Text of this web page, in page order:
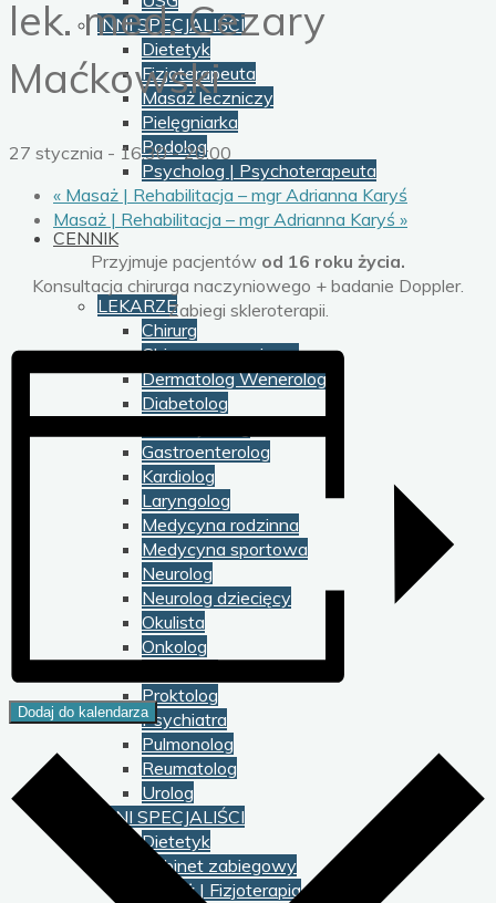
INNI SPECJALIŚCI
Dietetyk
Fizjoterapeuta
Masaż leczniczy
Pielęgniarka
Podolog
Psycholog | Psychoterapeuta
CENNIK
LEKARZE
Chirurg
Chirurg naczyniowy
Dermatolog Wenerolog
Diabetolog
Gastroenterolog
Kardiolog
Laryngolog
Medycyna rodzinna
Medycyna sportowa
Neurolog
Neurolog dziecięcy
Okulista
Onkolog
Proktolog
Psychiatra
Pulmonolog
Reumatolog
Urolog
INNI SPECJALIŚCI
Dietetyk
Gabinet zabiegowy
Masaż | Fizjoterapia
lek. med. Cezary
Maćkowski
27 stycznia - 16:30-20:00
« Masaż | Rehabilitacja – mgr Adrianna Karyś
Masaż | Rehabilitacja – mgr Adrianna Karyś »
Przyjmuje pacjentów od 16 roku życia.
Konsultacja chirurga naczyniowego + badanie Doppler.
Zabiegi skleroterapii.
Dodaj do kalendarza